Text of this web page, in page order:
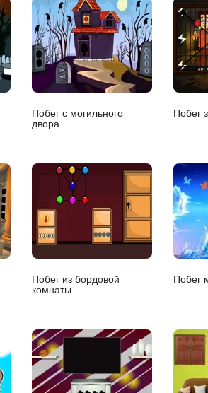
Побег с могильного
двора
Побег
Побег из бордовой
комнаты
Побег